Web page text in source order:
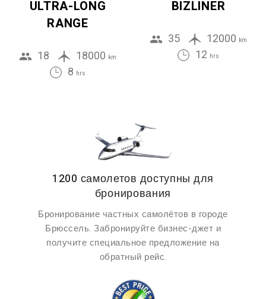
ULTRA-LONG
RANGE
18 18000 km
8 hrs
BIZLINER
35 12000 km
12 hrs
1200 самолетов доступны для
бронирования
Бронирование частных самолётов в городе
Брюссель. Забронируйте бизнес-джет и
получите специальное предложение на
обратный рейс.